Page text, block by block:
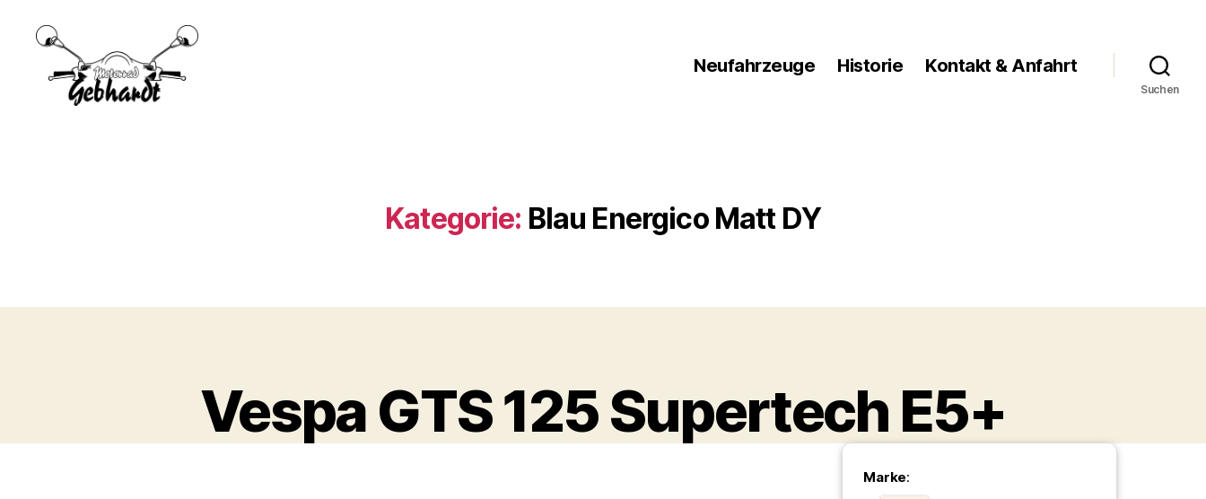
Neufahrzeuge Historie Kontakt & Anfahrt
Suchen
Kategorie: Blau Energico Matt DY
Vespa GTS 125 Supertech E5+
Kategorien
Marke: